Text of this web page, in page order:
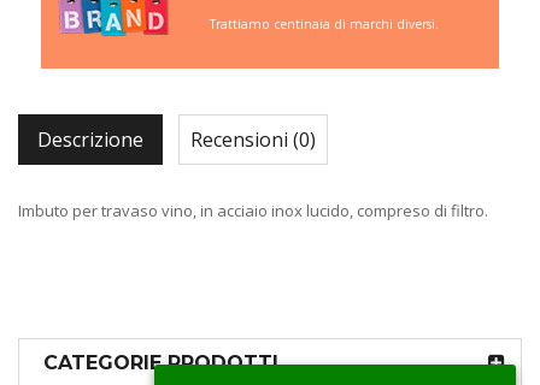
CATEGORIE PRODOTTI
Trattiamo centinaia di marchi diversi.
Descrizione Recensioni (0)
Imbuto per travaso vino, in acciaio inox lucido, compreso di filtro.